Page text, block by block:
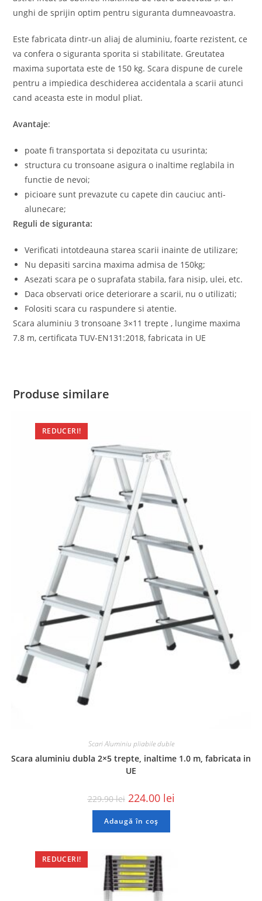
unghi de sprijin optim pentru siguranta dumneavoastra.
Este fabricata dintr-un aliaj de aluminiu, foarte rezistent, ce
va confera o siguranta sporita si stabilitate. Greutatea
maxima suportata este de 150 kg. Scara dispune de curele
pentru a impiedica deschiderea accidentala a scarii atunci
cand aceasta este in modul pliat.
Avantaje:
poate fi transportata si depozitata cu usurinta;
structura cu tronsoane asigura o inaltime reglabila in
functie de nevoi;
picioare sunt prevazute cu capete din cauciuc anti-
alunecare;
Reguli de siguranta:
Verificati intotdeauna starea scarii inainte de utilizare;
Nu depasiti sarcina maxima admisa de 150kg;
Asezati scara pe o suprafata stabila, fara nisip, ulei, etc.
Daca observati orice deteriorare a scarii, nu o utilizati;
Folositi scara cu raspundere si atentie.
Scara aluminiu 3 tronsoane 3×11 trepte , lungime maxima
7.8 m, certificata TUV-EN131:2018, fabricata in UE
Produse similare
REDUCERI!
Scari Aluminiu pliabile duble
Scara aluminiu dubla 2×5 trepte, inaltime 1.0 m, fabricata in
UE
229.90lei 224.00 lei
Adaugă în coș
REDUCERI!